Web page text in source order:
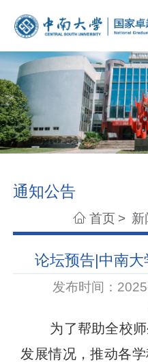
通知公告
首页 > 新
论坛预告|中南
发布时间：
为了帮助全校
发展情况，推动各